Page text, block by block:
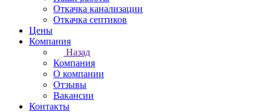
Откачка канализации
Откачка септиков
Цены
Компания
Назад
Компания
О компании
Отзывы
Вакансии
Контакты